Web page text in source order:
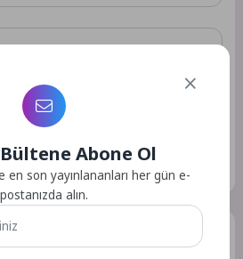
kullanılması için adım, e-posta
tarayıcıya kaydedilsin.
Abone Ol
en son yayınlananları her gün e-
postanızda alın.